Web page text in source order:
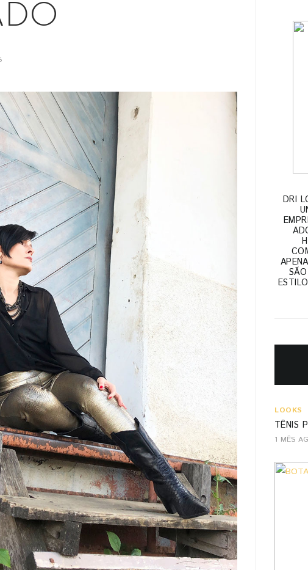
DRI
LOOKS
TÊNIS
1 MÊS